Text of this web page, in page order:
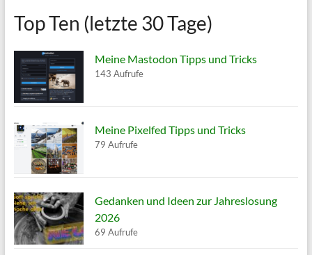
Top Ten (letzte 30 Tage)
Meine Mastodon Tipps und Tricks
143 Aufrufe
Meine Pixelfed Tipps und Tricks
79 Aufrufe
Gedanken und Ideen zur Jahreslosung
2026
69 Aufrufe